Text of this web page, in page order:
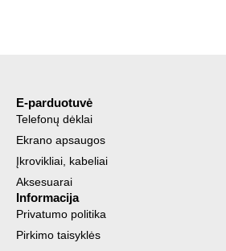
E-parduotuvė
Telefonų dėklai
Ekrano apsaugos
Įkrovikliai, kabeliai
Aksesuarai
Informacija
Privatumo politika
Pirkimo taisyklės